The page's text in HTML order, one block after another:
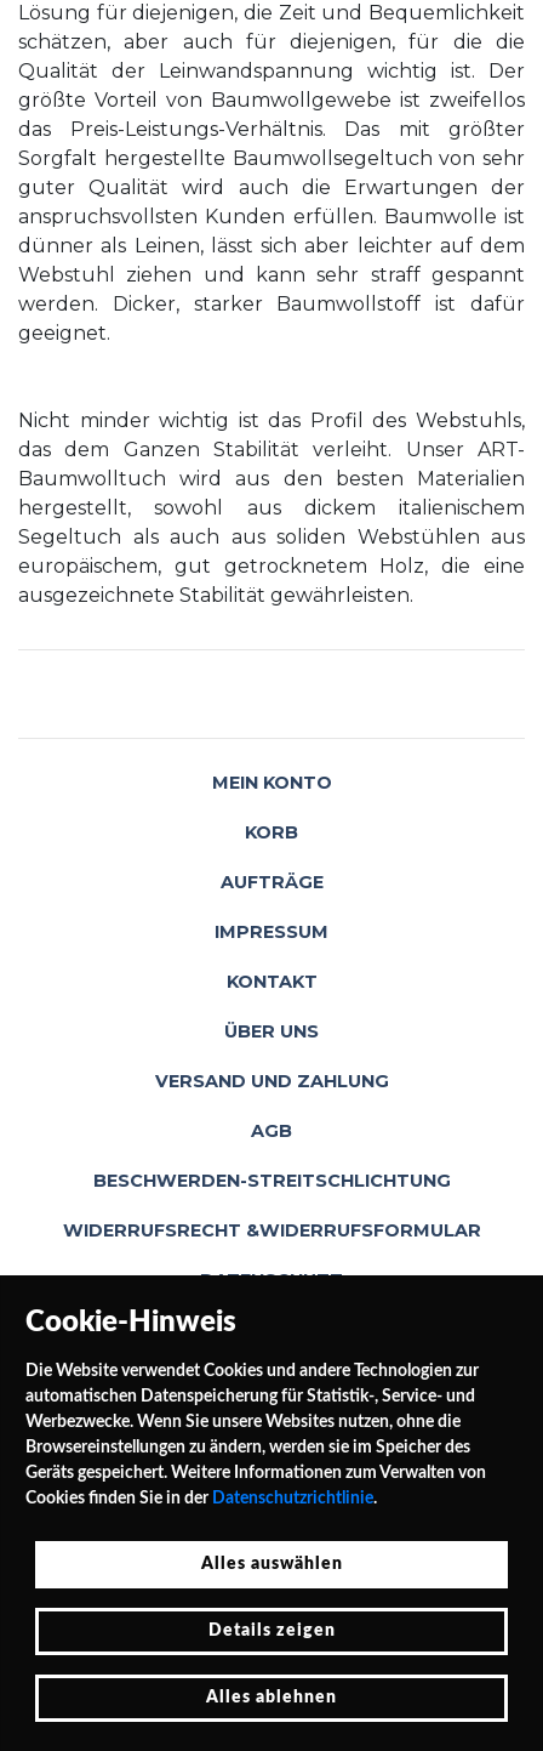
Cookie-Hinweis
Die Website verwendet Cookies und andere Technologien zur
automatischen Datenspeicherung für Statistik-, Service- und
Werbezwecke. Wenn Sie unsere Websites nutzen, ohne die
Browsereinstellungen zu ändern, werden sie im Speicher des
Geräts gespeichert. Weitere Informationen zum Verwalten von
Cookies finden Sie in der Datenschutzrichtlinie.
Alles auswählen
Details zeigen
Alles ablehnen
Lösung für diejenigen, die Zeit und Bequemlichkeit
schätzen, aber auch für diejenigen, für die die
Qualität der Leinwandspannung wichtig ist. Der
größte Vorteil von Baumwollgewebe ist zweifellos
das Preis-Leistungs-Verhältnis. Das mit größter
Sorgfalt hergestellte Baumwollsegeltuch von sehr
guter Qualität wird auch die Erwartungen der
anspruchsvollsten Kunden erfüllen. Baumwolle ist
dünner als Leinen, lässt sich aber leichter auf dem
Webstuhl ziehen und kann sehr straff gespannt
werden. Dicker, starker Baumwollstoff ist dafür
geeignet.
Nicht minder wichtig ist das Profil des Webstuhls,
das dem Ganzen Stabilität verleiht. Unser ART-
Baumwolltuch wird aus den besten Materialien
hergestellt, sowohl aus dickem italienischem
Segeltuch als auch aus soliden Webstühlen aus
europäischem, gut getrocknetem Holz, die eine
ausgezeichnete Stabilität gewährleisten.
MEIN KONTO
KORB
AUFTRÄGE
IMPRESSUM
KONTAKT
ÜBER UNS
VERSAND UND ZAHLUNG
AGB
BESCHWERDEN-STREITSCHLICHTUNG
WIDERRUFSRECHT &WIDERRUFSFORMULAR
DATENSCHUTZ
SOCIAL MEDIA
Jałowocowa Str. 3
PL 62-040 Puszczykowo Polen / Polska
E-Mail: shop@leinwande24.de